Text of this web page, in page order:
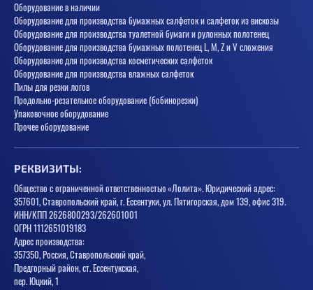
Оборудование в наличии
Оборудование для производства бумажных салфеток и салфеток из вискозы
Оборудование для производства туалетной бумаги и рулонных полотенец
Оборудование для производства бумажных полотенец L, M, Z и V сложения
Оборудование для производства косметических салфеток
Оборудование для производства влажных салфеток
Пилы для резки логов
Продольно-резательное оборудование (бобинорезки)
Упаковочное оборудование
Прочее оборудование
РЕКВИЗИТЫ:
Общество с ограниченной ответственностью «Лолита». Юридический адрес:
357601, Ставропольский край, г. Ессентуки, ул. Пятигорская, дом 139, офис 319.
ИНН/КПП 2626800293/262601001
ОГРН 1112651019183
Адрес производства:
357350, Россия, Ставропольский край,
Предгорный район, ст. Ессентукская,
пер. Юцкий, 1